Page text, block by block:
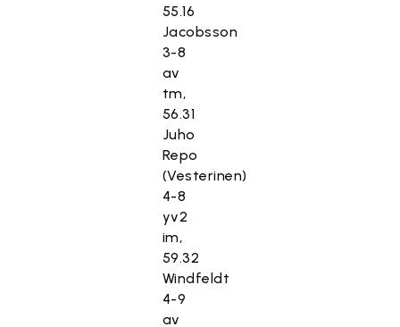
55.16
Jacobsson
3-8
av
tm,
56.31
Juho
Repo
(Vesterinen)
4-8
yv2
im,
59.32
Windfeldt
4-9
av